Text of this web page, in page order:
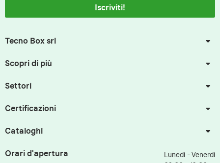
Iscriviti!
Tecno Box srl
Scopri di più
Settori
Certificazioni
Cataloghi
Orari d'apertura
Lunedì - Venerdì